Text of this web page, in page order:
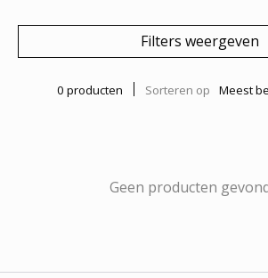
Filters weergeven
0 producten Sorteren op Meest
Geen producten